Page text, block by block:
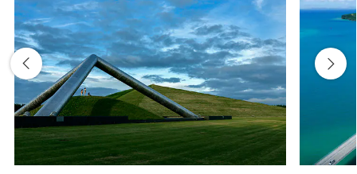
関西エリア